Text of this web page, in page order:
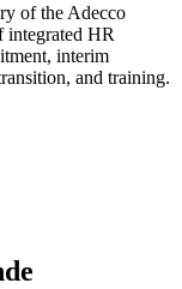
of the Adecco
integrated HR
interim
and training.